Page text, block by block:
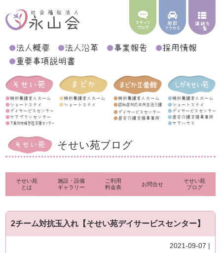
そせい苑ブログ
そせい苑
とは
施設・設備
ギャラリー
ご利用
料金表
お問合せ
そせい苑
ブログ
2チーム対抗玉入れ【そせい苑デイサービスセンター】
2021-09-07 |